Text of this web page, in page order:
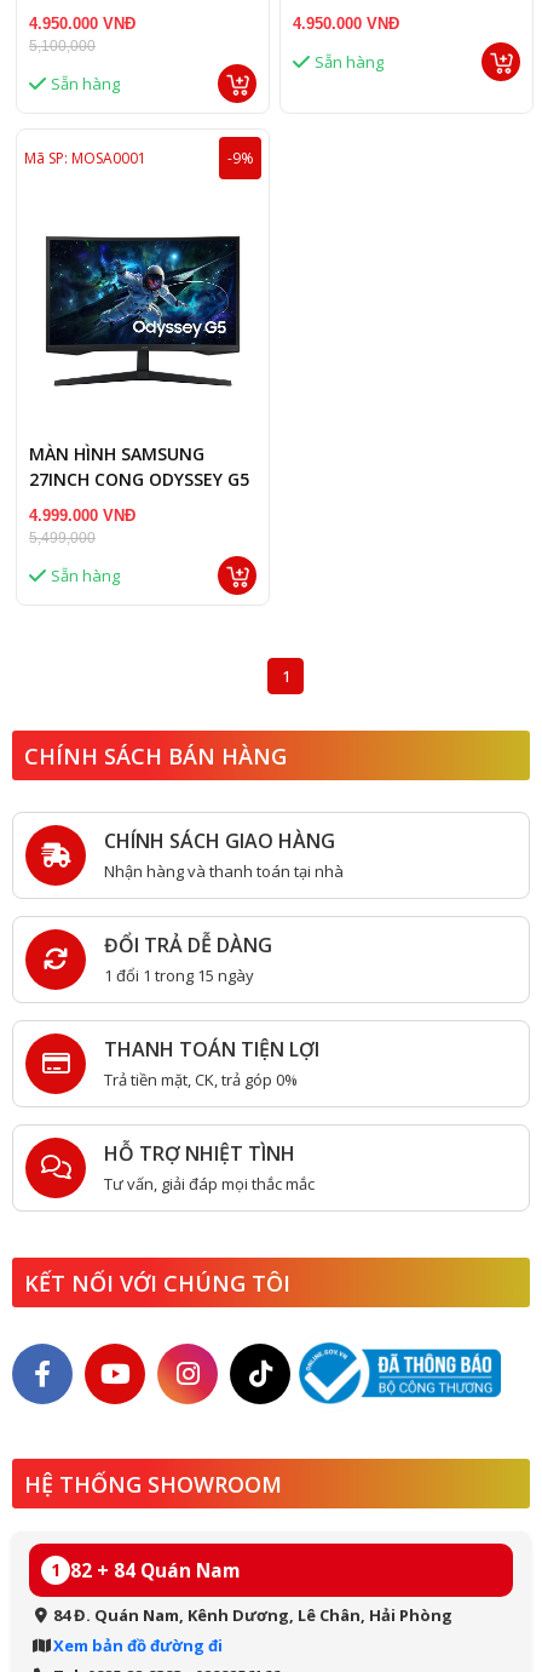
- IPS - WUXGA - 100Hz -
5ms - Speaker)
4.950.000 VNĐ
5,100,000
Sẵn hàng
4.950.000 VNĐ
Sẵn hàng
Mã SP: MOSA0001 -9%
MÀN HÌNH SAMSUNG
27INCH CONG ODYSSEY G5
G55C LS27CG552EEXXV 2K
165HZ 1MS
4.999.000 VNĐ
5,499,000
Sẵn hàng
1
CHÍNH SÁCH BÁN HÀNG
CHÍNH SÁCH GIAO HÀNG
Nhận hàng và thanh toán tại nhà
ĐỔI TRẢ DỄ DÀNG
1 đổi 1 trong 15 ngày
THANH TOÁN TIỆN LỢI
Trả tiền mặt, CK, trả góp 0%
HỖ TRỢ NHIỆT TÌNH
Tư vấn, giải đáp mọi thắc mắc
KẾT NỐI VỚI CHÚNG TÔI
HỆ THỐNG SHOWROOM
1 82 + 84 Quán Nam
84 Đ. Quán Nam, Kênh Dương, Lê Chân, Hải Phòng
Xem bản đồ đường đi